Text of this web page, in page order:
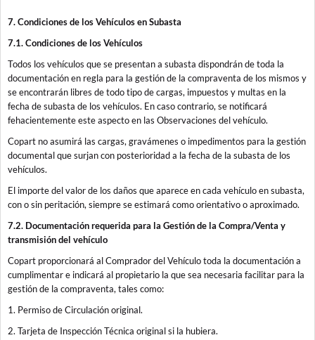
7. Condiciones de los Vehículos en Subasta
7.1. Condiciones de los Vehículos
Todos los vehículos que se presentan a subasta dispondrán de toda la
documentación en regla para la gestión de la compraventa de los mismos y
se encontrarán libres de todo tipo de cargas, impuestos y multas en la
fecha de subasta de los vehículos. En caso contrario, se notificará
fehacientemente este aspecto en las Observaciones del vehículo.
Copart no asumirá las cargas, gravámenes o impedimentos para la gestión
documental que surjan con posterioridad a la fecha de la subasta de los
vehículos.
El importe del valor de los daños que aparece en cada vehículo en subasta,
con o sin peritación, siempre se estimará como orientativo o aproximado.
7.2. Documentación requerida para la Gestión de la Compra/Venta y
transmisión del vehículo
Copart proporcionará al Comprador del Vehículo toda la documentación a
cumplimentar e indicará al propietario la que sea necesaria facilitar para la
gestión de la compraventa, tales como:
1. Permiso de Circulación original.
2. Tarjeta de Inspección Técnica original si la hubiera.